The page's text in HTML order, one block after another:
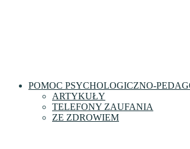
POMOC PSYCHOLOGICZNO-
ARTYKUŁY
TELEFONY ZAUFANIA
ZE ZDROWIEM